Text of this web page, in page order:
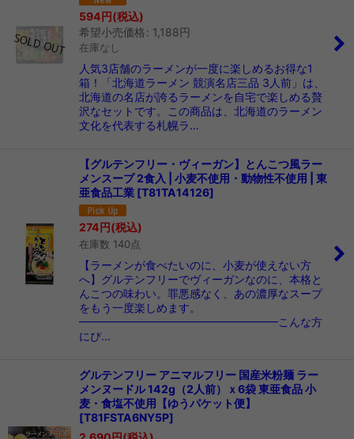
594 円(税込)
希望小売価格: 1,188 円
在庫なし
人気3店舗のラーメンが一度に楽しめるお得な1
箱！「北海道ラーメン 競演名店三品 3人前」は、
北海道の名店が誇るラーメンを自宅で楽しめる贅
沢なセットです。この商品は、北海道のラーメン
文化を代表する札幌ラ…
【グルテンフリー・ヴィーガン】とんこつ風ラー
メンスープ 2食入 | 小麦不使用・動物性不使用 | 東
亜食品工業 [T81TA14126]
274円(税込)
在庫数 140点
【ラーメンが食べたいのに、小麦が使えない方
へ】グルテンフリーでヴィーガンなのに、本格と
んこつの味わい。罪悪感なく、あの濃厚なスープ
をもう一度楽しめます。
━━━━━━━━━━━━━━━━━━こんな方
にぴ…
グルテンフリー アニマルフリー 国産米粉麺 ラー
メンヌードル 142g（2人前）ｘ6袋 東亜食品 小
麦・食塩不使用【ゆうパケット便】
[T81FSTA6NY5P]